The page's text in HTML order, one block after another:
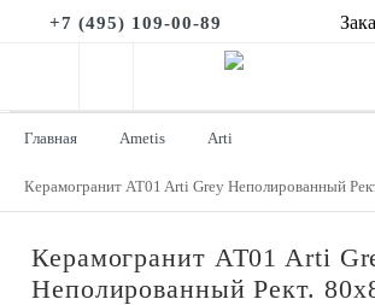
+7 (495) 109-00-89
Главная Ametis Arti
Керамогранит AT01 Arti Grey Неполированный
Керамогранит AT01 Arti
Неполированный Рект.